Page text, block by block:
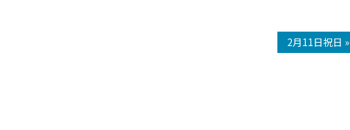
2月11日祝日 »